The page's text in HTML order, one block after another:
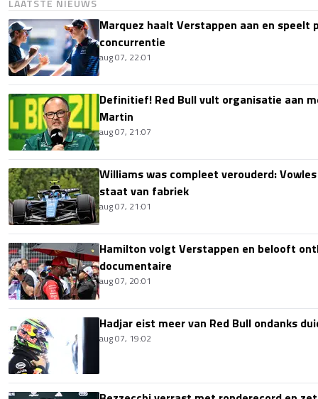
LAATSTE NIEUWS
Marquez haalt Verstappen aan en speelt
concurrentie
aug 07, 22:01
Definitief! Red Bull vult organisatie aan
Martin
aug 07, 21:07
Williams was compleet verouderd:
staat van fabriek
aug 07, 21:01
Hamilton volgt Verstappen en belooft
documentaire
aug 07, 20:01
Hadjar eist meer van Red Bull ondanks
aug 07, 19:02